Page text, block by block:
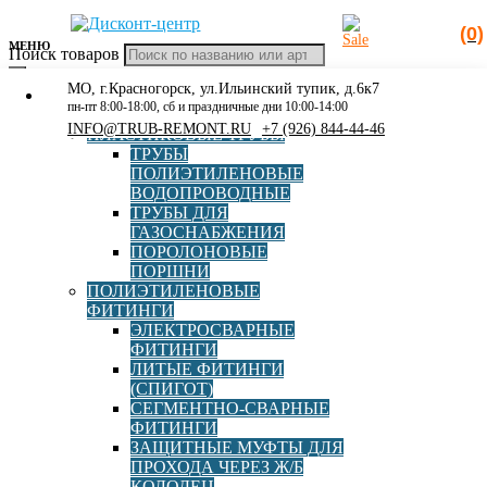
(0)
Поиск товаров
МЕНЮ
КАТАЛОГ
РАСПРОДАЖА
ПЛАСТИКОВЫЕ ТРУБЫ
ТРУБЫ
ПОЛИЭТИЛЕНОВЫЕ
ВОДОПРОВОДНЫЕ
ТРУБЫ ДЛЯ
ГАЗОСНАБЖЕНИЯ
ПОРОЛОНОВЫЕ
ПОРШНИ
ПОЛИЭТИЛЕНОВЫЕ
ФИТИНГИ
ЭЛЕКТРОСВАРНЫЕ
ФИТИНГИ
ЛИТЫЕ ФИТИНГИ
(СПИГОТ)
СЕГМЕНТНО-СВАРНЫЕ
ФИТИНГИ
ЗАЩИТНЫЕ МУФТЫ ДЛЯ
ПРОХОДА ЧЕРЕЗ Ж/Б
МО, г.Красногорск, ул.Ильинский тупик, д.6к7
пн-пт 8:00-18:00, сб и праздничные дни 10:00-14:00
INFO@TRUB-REMONT.RU +7 (926) 844-44-46
Главная »Каталог» Полиэтиленовые фитинги
Электросварные фитинги»Шаровый кран ПЭ100 SDR11
d090 полнопроходный Polytec (Политэк)
Шаровый кран ПЭ100 SDR11
d090 полнопроходный Polytec
(Политэк)
Страна
Диаметр, мм 90